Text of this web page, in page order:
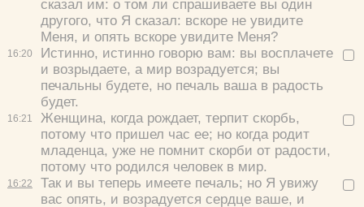
16:20
16:21
16:22
сказал им: о том ли спрашиваете вы один
другого, что Я сказал: вскоре не увидите
Меня, и опять вскоре увидите Меня?
Истинно, истинно говорю вам: вы восплачете
и возрыдаете, а мир возрадуется; вы
печальны будете, но печаль ваша в радость
будет.
Женщина, когда рождает, терпит скорбь,
потому что пришел час ее; но когда родит
младенца, уже не помнит скорби от радости,
потому что родился человек в мир.
Так и вы теперь имеете печаль; но Я увижу
вас опять, и возрадуется сердце ваше, и